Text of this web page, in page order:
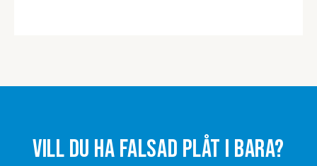
VILL DU HAFALSAD PLÅT I BARA?